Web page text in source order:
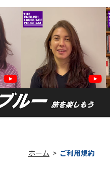
ホーム > ご利用規約